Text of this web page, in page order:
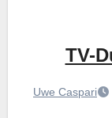
TV-
Uwe Caspari